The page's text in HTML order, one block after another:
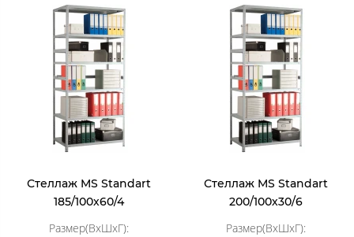
Стеллаж MS Standart
185/100х60/4
Размер(ВхШхГ):
Стеллаж MS Standart
200/100х30/6
Размер(ВхШхГ):